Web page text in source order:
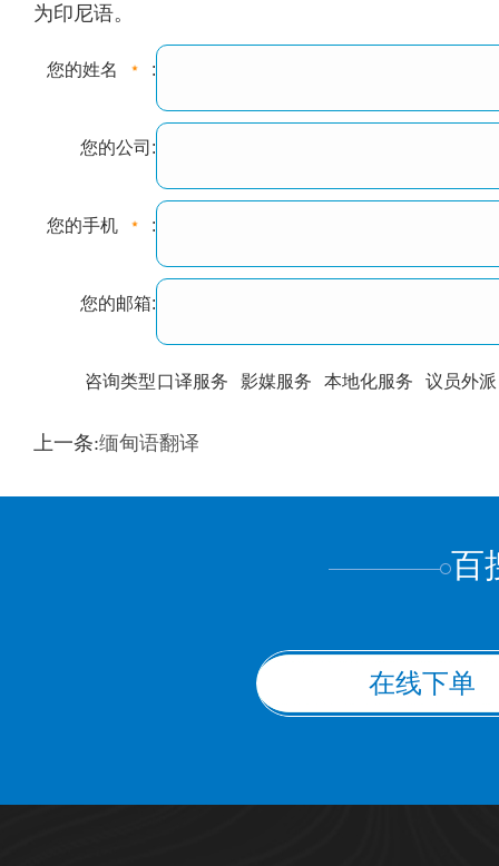
为印尼语。
您的姓名 :
您的公司:
您的手机 :
您的邮箱:
咨询类型口译服务 影媒服务 本地化服务 议员外派
训翻译
上一条:缅甸语翻译
百
在线下单